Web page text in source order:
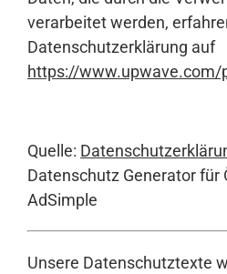
verarbeitet werden,
Datenschutzerklärung auf
https://www.upwave.com/
Quelle:
Datenschutz Generator für
AdSimple
Unsere Datenschutztexte